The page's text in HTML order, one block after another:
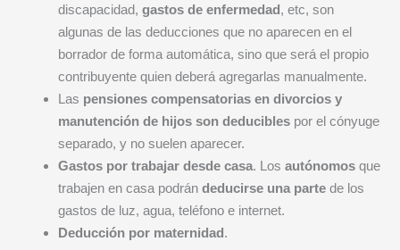
discapacidad, gastos de enfermedad, etc, son
algunas de las deducciones que no aparecen en el
borrador de forma automática, sino que será el propio
contribuyente quien deberá agregarlas manualmente.
Las pensiones compensatorias en divorcios y
manutención de hijos son deducibles por el cónyuge
separado, y no suelen aparecer.
Gastos por trabajar desde casa. Los autónomos que
trabajen en casa podrán deducirse una parte de los
gastos de luz, agua, teléfono e internet.
Deducción por maternidad.